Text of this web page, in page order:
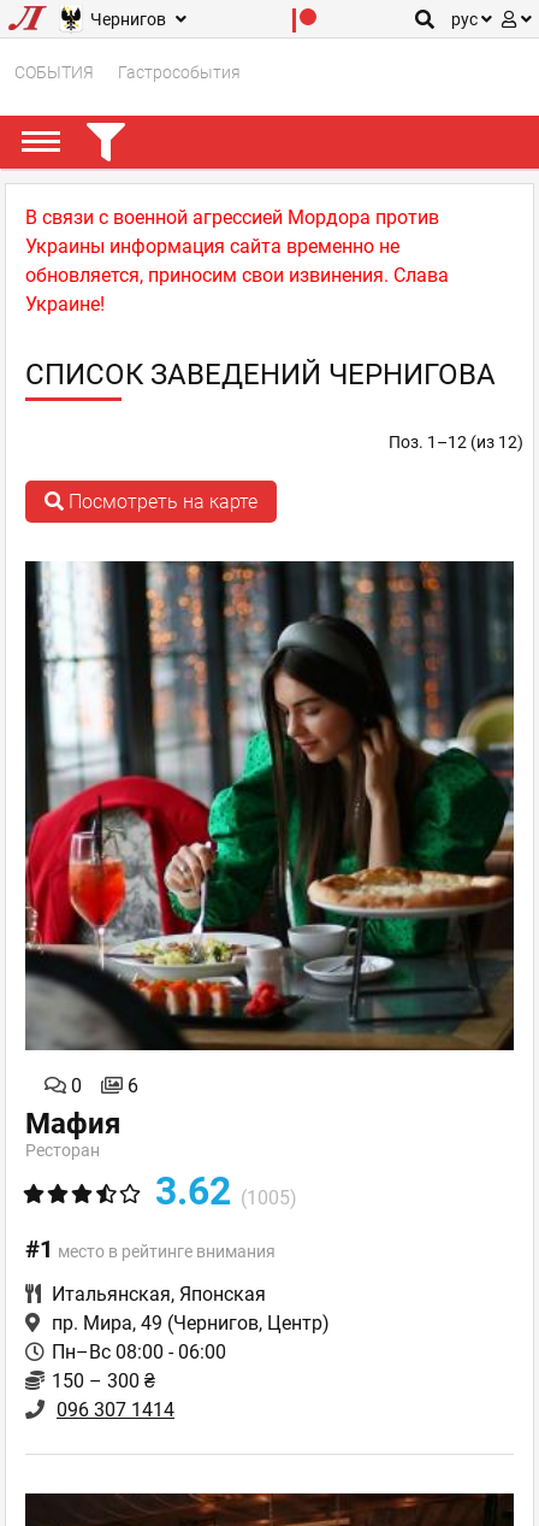
Чернигов рус
СОБЫТИЯ Гастрособытия
В связи с военной агрессией Мордора против
Украины информация сайта временно не
обновляется, приносим свои извинения. Слава
Украине!
СПИСОК ЗАВЕДЕНИЙ ЧЕРНИГОВА
Поз. 1–12 (из 12)
Посмотреть на карте
0 6
Мафия
Ресторан
3.62 (1005)
#1 место в рейтинге внимания
Итальянская, Японская
пр. Мира, 49 (Чернигов, Центр)
Пн–Вс 08:00 - 06:00
150 – 300 ₴
096 307 1414